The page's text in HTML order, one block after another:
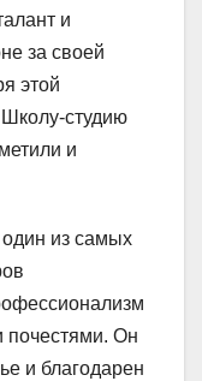
и
за своей
этой
Школу-студию
и
из самых
почестями. Он
и благодарен